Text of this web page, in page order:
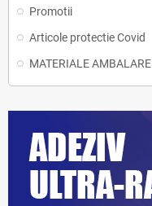
Promotii
Articole protectie Covid
MATERIALE AMBALARE